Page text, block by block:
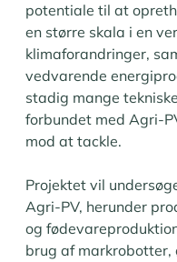
potentiale til at
en større skala i en
klimaforandringer,
vedvarende
stadig mange
forbundet med Agri-
mod at tackle.
Projektet vil
Agri-PV, herunder
og
brug af